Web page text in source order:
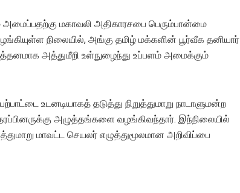
மகாவலி அதிகாரசபை பெரும்பான்மை
நிலையில், அங்கு தமிழ் மக்களின் பூர்வீக தனியார்
அத்துமீறி உள்நுழைந்து உப்பளம் அமைக்கும்
உடனடியாகத் தடுத்து நிறுத்துமாறு நாடாளுமன்ற
அழுத்தங்களை வழங்கிவந்தார். இந்நிலையில்
மாவட்ட செயலர் எழுத்துமூலமான அறிவிப்பை